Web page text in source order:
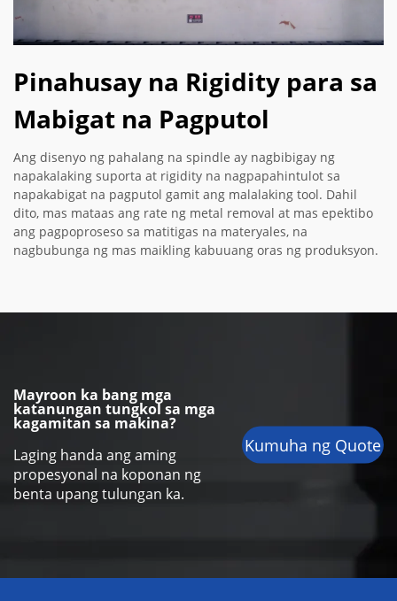
Pinahusay na Rigidity para sa
Mabigat na Pagputol
Ang disenyo ng pahalang na spindle ay nagbibigay ng
napakalaking suporta at rigidity na nagpapahintulot sa
napakabigat na pagputol gamit ang malalaking tool. Dahil
dito, mas mataas ang rate ng metal removal at mas epektibo
ang pagpoproseso sa matitigas na materyales, na
nagbubunga ng mas maikling kabuuang oras ng produksyon.
Mayroon ka bang mga
katanungan tungkol sa mga
kagamitan sa makina?
Laging handa ang aming
propesyonal na koponan ng
benta upang tulungan ka.
Kumuha ng Quote